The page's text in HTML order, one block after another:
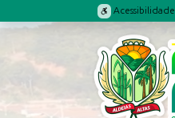
Acessibilidade